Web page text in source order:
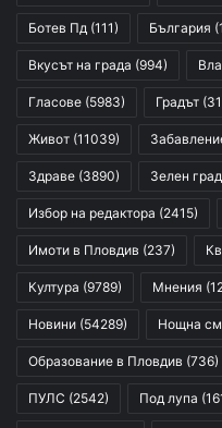
Ботев Пд (111) България
Вкусът на града (994)
Гласове (5983) Градът
Живот (11039)
Здраве (3890) Зелен град
Избор на редактора (2415)
Имоти в Пловдив (237)
Култура (9789) Мнения
Новини (54289) Нощна
Образование в Пловдив (736)
ПУЛС (2542) Под лупа